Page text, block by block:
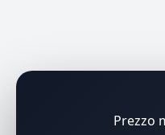
Prezzo